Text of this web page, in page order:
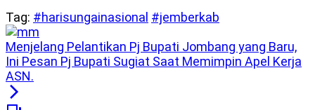
Tag: #harisungainasional #jemberkab
Menjelang Pelantikan Pj Bupati Jombang yang Baru,
Ini Pesan Pj Bupati Sugiat Saat Memimpin Apel Kerja
ASN.